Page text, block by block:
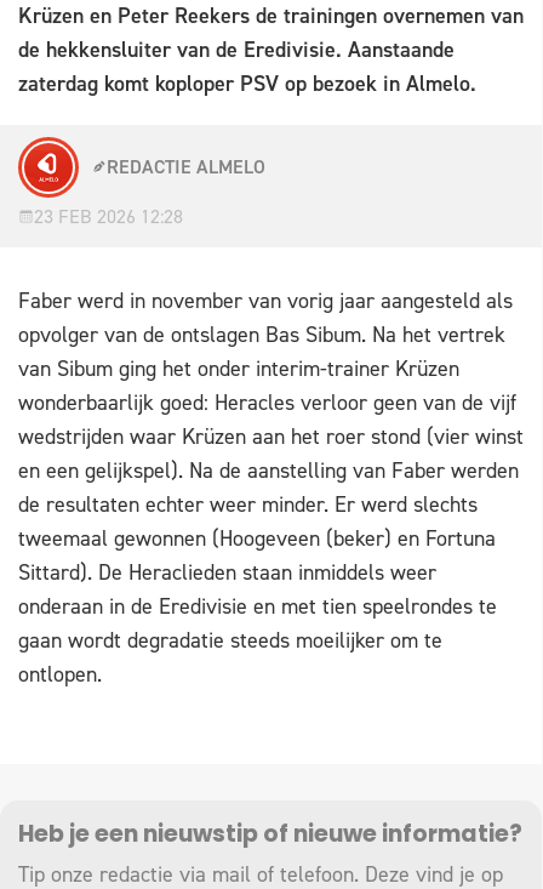
Krüzen en Peter Reekers de trainingen overnemen van
de hekkensluiter van de Eredivisie. Aanstaande
zaterdag komt koploper PSV op bezoek in Almelo.
REDACTIE ALMELO
23 FEB 2026 12:28
Faber werd in november van vorig jaar aangesteld als
opvolger van de ontslagen Bas Sibum. Na het vertrek
van Sibum ging het onder interim-trainer Krüzen
wonderbaarlijk goed: Heracles verloor geen van de vijf
wedstrijden waar Krüzen aan het roer stond (vier winst
en een gelijkspel). Na de aanstelling van Faber werden
de resultaten echter weer minder. Er werd slechts
tweemaal gewonnen (Hoogeveen (beker) en Fortuna
Sittard). De Heraclieden staan inmiddels weer
onderaan in de Eredivisie en met tien speelrondes te
gaan wordt degradatie steeds moeilijker om te
ontlopen.
Heb je een nieuwstip of nieuwe informatie?
Tip onze redactie via mail of telefoon. Deze vind je op